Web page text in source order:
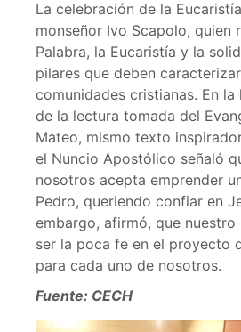
La celebración de la
monseñor Ivo Scapolo, quien
Palabra, la Eucaristía y la
pilares que deben
comunidades cristianas. En
de la lectura tomada del
Mateo, mismo texto
el Nuncio Apostólico señaló
nosotros acepta emprender
Pedro, queriendo confiar en
embargo, afirmó, que
ser la poca fe en el proyecto
para cada uno de nosotros.
Fuente: CECH